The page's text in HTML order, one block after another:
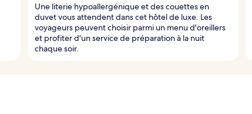
Une literie hypoallergénique et des couettes en
duvet vous attendent dans cet hôtel de luxe. Les
voyageurs peuvent choisir parmi un menu d'oreillers
et profiter d'un service de préparation à la nuit
chaque soir.